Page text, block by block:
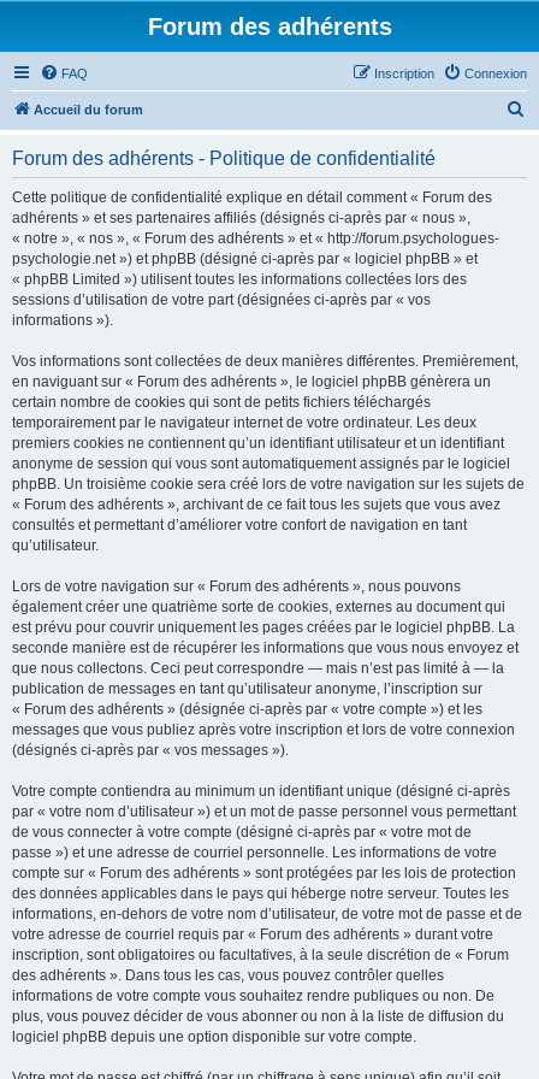
Forum des adhérents
FAQ Connexion
Inscription
Accueil du forum
Forum des adhérents - Politique de confidentialité
Cette politique de confidentialité explique en détail comment « Forum des
adhérents » et ses partenaires affiliés (désignés ci-après par « nous »,
« notre », « nos », « Forum des adhérents » et « http://forum.psychologues-
psychologie.net ») et phpBB (désigné ci-après par « logiciel phpBB » et
« phpBB Limited ») utilisent toutes les informations collectées lors des
sessions d’utilisation de votre part (désignées ci-après par « vos
informations »).
Vos informations sont collectées de deux manières différentes. Premièrement,
en naviguant sur « Forum des adhérents », le logiciel phpBB génèrera un
certain nombre de cookies qui sont de petits fichiers téléchargés
temporairement par le navigateur internet de votre ordinateur. Les deux
premiers cookies ne contiennent qu’un identifiant utilisateur et un identifiant
anonyme de session qui vous sont automatiquement assignés par le logiciel
phpBB. Un troisième cookie sera créé lors de votre navigation sur les sujets de
« Forum des adhérents », archivant de ce fait tous les sujets que vous avez
consultés et permettant d’améliorer votre confort de navigation en tant
qu’utilisateur.
Lors de votre navigation sur « Forum des adhérents », nous pouvons
également créer une quatrième sorte de cookies, externes au document qui
est prévu pour couvrir uniquement les pages créées par le logiciel phpBB. La
seconde manière est de récupérer les informations que vous nous envoyez et
que nous collectons. Ceci peut correspondre — mais n’est pas limité à — la
publication de messages en tant qu’utilisateur anonyme, l’inscription sur
« Forum des adhérents » (désignée ci-après par « votre compte ») et les
messages que vous publiez après votre inscription et lors de votre connexion
(désignés ci-après par « vos messages »).
Votre compte contiendra au minimum un identifiant unique (désigné ci-après
par « votre nom d’utilisateur ») et un mot de passe personnel vous permettant
de vous connecter à votre compte (désigné ci-après par « votre mot de
passe ») et une adresse de courriel personnelle. Les informations de votre
compte sur « Forum des adhérents » sont protégées par les lois de protection
des données applicables dans le pays qui héberge notre serveur. Toutes les
informations, en-dehors de votre nom d’utilisateur, de votre mot de passe et de
votre adresse de courriel requis par « Forum des adhérents » durant votre
inscription, sont obligatoires ou facultatives, à la seule discrétion de « Forum
des adhérents ». Dans tous les cas, vous pouvez contrôler quelles
informations de votre compte vous souhaitez rendre publiques ou non. De
plus, vous pouvez décider de vous abonner ou non à la liste de diffusion du
logiciel phpBB depuis une option disponible sur votre compte.